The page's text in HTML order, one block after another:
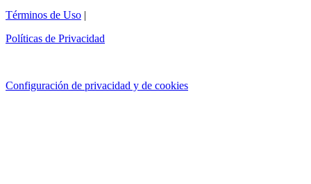
Términos de Uso |
Políticas de Privacidad
Configuración de privacidad y de cookies